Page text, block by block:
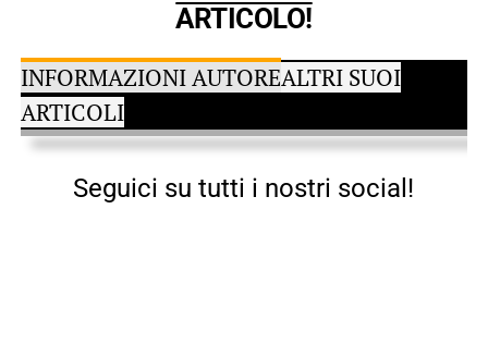
ARTICOLO!
INFORMAZIONI AUTOREALTRI SUOI
ARTICOLI
Seguici su tutti i nostri social!